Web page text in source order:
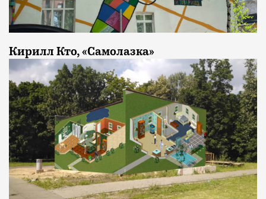
Кирилл Кто, «Самолазка»